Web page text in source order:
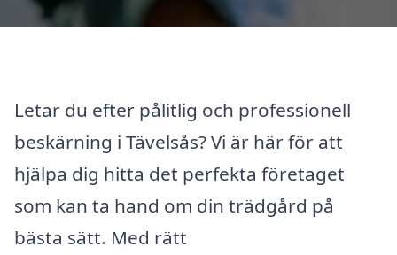
Letar du efter pålitlig och professionell
beskärning i Tävelsås? Vi är här för att
hjälpa dig hitta det perfekta företaget
som kan ta hand om din trädgård på
bästa sätt. Med rätt